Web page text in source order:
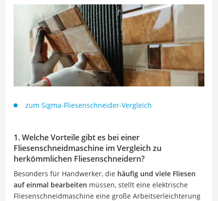
zum Sigma-Fliesenschneider-Vergleich
1. Welche Vorteile gibt es bei einer
Fliesenschneidmaschine im Vergleich zu
herkömmlichen Fliesenschneidern?
Besonders für Handwerker, die häufig und viele Fliesen
auf einmal bearbeiten müssen, stellt eine elektrische
Fliesenschneidmaschine eine große Arbeitserleichterung